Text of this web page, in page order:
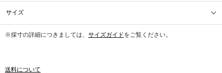
サイズ
※採寸の詳細につきましては、 サイズガイドをご覧ください。
送料について